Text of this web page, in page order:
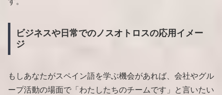
ビジネスや日常でのノスオトロスの応用イメー
ジ
もしあなたがスペイン語を学ぶ機会があれば、会社やグル
ープ活動の場面で「わたしたちのチームです」と言いたい